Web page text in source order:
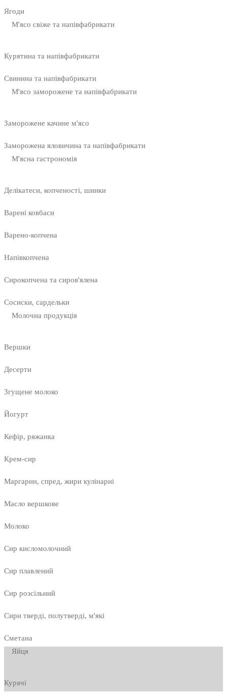
Ягоди
М'ясо свіже та напівфабрикати
Курятина та напівфабрикати
Свинина та напівфабрикати
М'ясо заморожене та напівфабрикати
Заморожене качине м'ясо
Заморожена яловичина та напівфабрикати
М'ясна гастрономія
Делікатеси, копченості, шинки
Варені ковбаси
Варено-копчена
Напівкопчена
Сирокопчена та сиров'ялена
Сосиски, сардельки
Молочна продукція
Вершки
Десерти
Згущене молоко
Йогурт
Кефір, ряжанка
Крем-сир
Маргарин, спред, жири кулінарні
Масло вершкове
Молоко
Сир кисломолочний
Сир плавлений
Сир розсільний
Сири тверді, полутверді, м'які
Сметана
Яйця
Курячі